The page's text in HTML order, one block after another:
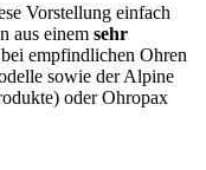
Vorstellung einfach
aus einem sehr
empfindlichen Ohren
sowie der Alpine
oder Ohropax